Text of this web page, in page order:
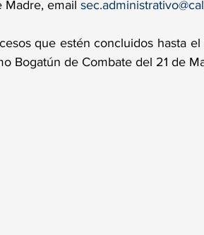
Madre, email
que estén concluidos hasta
Bogatún de Combate del 21 de